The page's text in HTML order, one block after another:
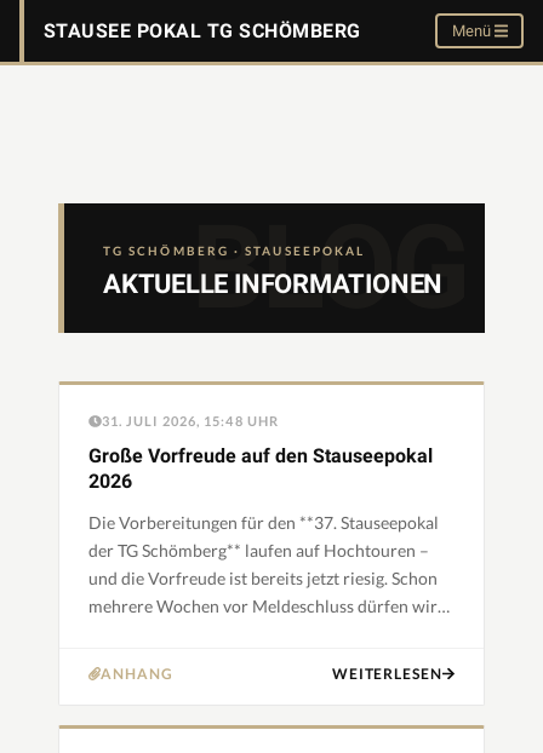
STAUSEE POKAL TG SCHÖMBERG Menü
TG SCHÖMBERG · STAUSEEPOKAL
AKTUELLE INFORMATIONEN
31. JULI 2026, 15:48 UHR
Große Vorfreude auf den Stauseepokal
2026
Die Vorbereitungen für den **37. Stauseepokal
der TG Schömberg** laufen auf Hochtouren –
und die Vorfreude ist bereits jetzt riesig. Schon
mehrere Wochen vor Meldeschluss dürfen wir
ANHANG WEITERLESEN